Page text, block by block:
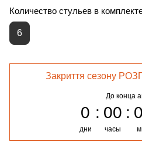
Количество стульев в
6
Закриття сезону
До конца
0
дни
00
часы